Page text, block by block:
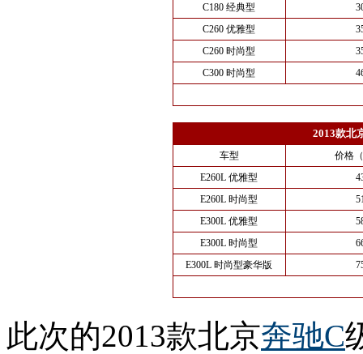
C180 经典型
C260 优雅型
C260 时尚型
C300 时尚型
2013款北
车型
价格
E260L 优雅型
E260L 时尚型
E300L 优雅型
E300L 时尚型
E300L 时尚型豪华版
此次的2013款北京奔驰C